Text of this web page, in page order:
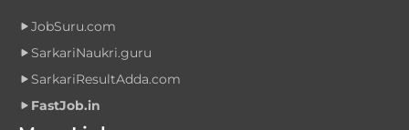
JobSuru.com
SarkariNaukri.guru
SarkariResultAdda.com
FastJob.in